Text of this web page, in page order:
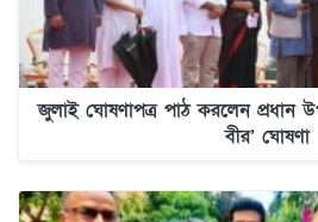
জুলাই ঘোষণাপত্র পাঠ করলেন প্রধান
বীর’ ঘোষণা